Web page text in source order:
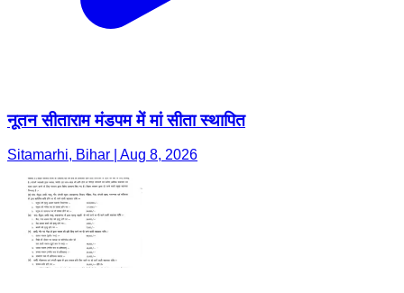
नूतन सीताराम मंडपम में मां सीता स्थापित
Sitamarhi, Bihar | Aug 8, 2026